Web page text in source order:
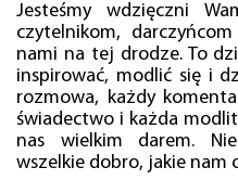
Jesteśmy wdzięczni
czytelnikom,
nami na tej drodze. To
inspirować, modlić się i
rozmowa, każdy
świadectwo i każda
nas wielkim darem.
wszelkie dobro, jakie nam